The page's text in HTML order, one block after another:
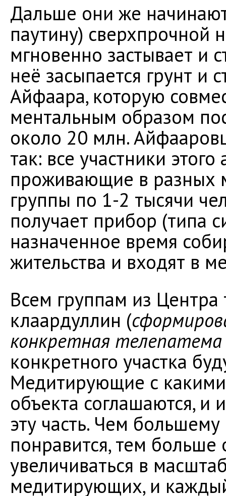
Дальше они же начинают
паутину) сверхпрочной
мгновенно застывает и
неё засыпается грунт и
Айфаара, которую
ментальным образом
около 20 млн.
так: все участники
проживающие в разных
группы по 1-2 тысячи
получает прибор (типа
назначенное время
жительства и входят в
Всем группам из
клаардуллин (
конкретная
конкретного участка
Медитирующие с
объекта соглашаются, и
эту часть. Чем
понравится, тем больше
увеличиваться в
медитирующих, и